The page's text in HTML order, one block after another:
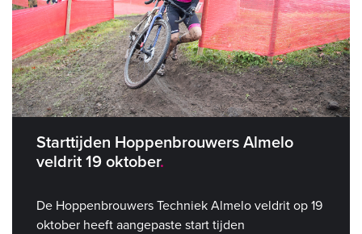
Starttijden Hoppenbrouwers Almelo
veldrit 19 oktober
De Hoppenbrouwers Techniek Almelo veldrit op 19
oktober heeft aangepaste start tijden